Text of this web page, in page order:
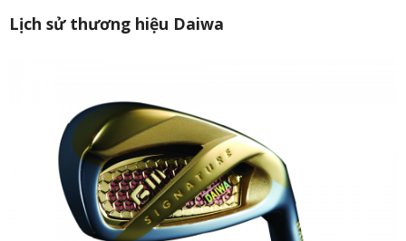
Lịch sử thương hiệu Daiwa